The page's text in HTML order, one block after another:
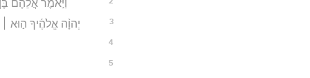
וַיֹּ֣אמֶר אֲלֵהֶ֗ם
3 יְהוָ֨ה אֱלֹהֶ֜יךָ ה֣וּא
4
5